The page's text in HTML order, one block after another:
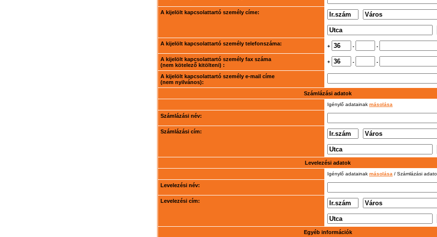
A kijelölt kapcsolattartó személy címe:
A kijelölt kapcsolattartó személy telefonszáma: + - -
A kijelölt kapcsolattartó személy fax száma
(nem kötelező kitölteni) :
+ - -
A kijelölt kapcsolattartó személy e-mail címe
(nem nyilvános):
Számlázási adatok
Igénylő adatainak másolása
Számlázási név:
Számlázási cím:
Levelezési adatok
Igénylő adatainak másolása / Számlázási
Levelezési név:
Levelezési cím:
Egyéb információk